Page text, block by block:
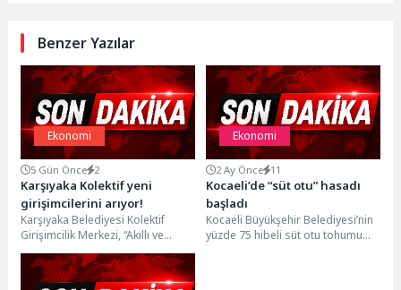
Benzer Yazılar
Ekonomi
5 Gün Önce 2
Karşıyaka Kolektif yeni
girişimcilerini arıyor!
Karşıyaka Belediyesi Kolektif
Girişimcilik Merkezi, “Akıllı ve
Sürdürülebilir Şehirler” temalı ön
kuluçka programıyla girişimci
adaylarına...
Ekonomi
2 Ay Önce 11
Kocaeli’de “süt otu” hasadı
başladı
Kocaeli Büyükşehir Belediyesi’nin
yüzde 75 hibeli süt otu tohumu